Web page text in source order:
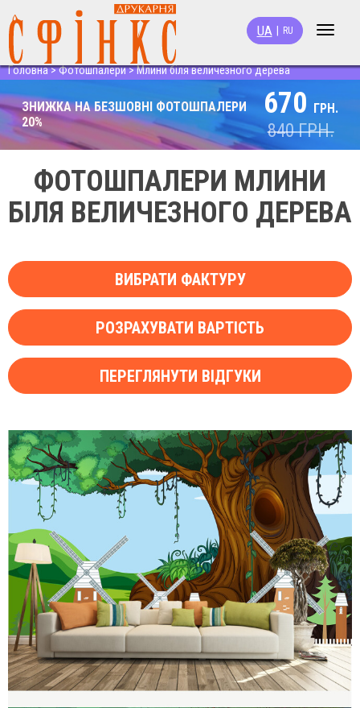
Toggle
UA RU
Головна>Фотошпалери>Млини біля величезного дерева
ЗНИЖКА НА БЕЗШОВНІ ФОТОШПАЛЕРИ
20%
670 ГРН.
840ГРН.
ФОТОШПАЛЕРИ МЛИНИ
БІЛЯ ВЕЛИЧЕЗНОГО ДЕРЕВА
ВИБРАТИ ФАКТУРУ
РОЗРАХУВАТИ ВАРТІСТЬ
ПЕРЕГЛЯНУТИ ВІДГУКИ